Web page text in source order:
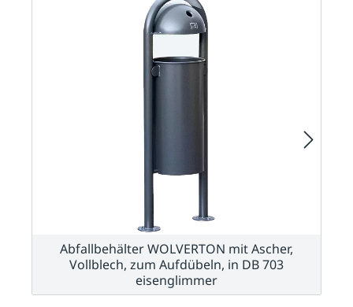
Abfallbehälter WOLVERTON mit Ascher,
Vollblech, zum Aufdübeln, in DB 703
eisenglimmer